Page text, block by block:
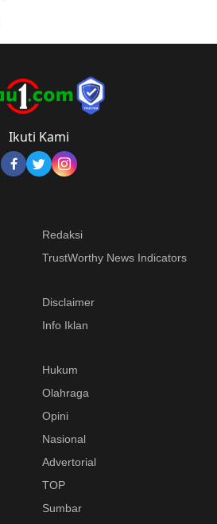
Ikuti Kami
Redaksi
TrustWorthy News Indicators
Disclaimer
Info Iklan
Hukum
Olahraga
Opini
Nasional
Advertorial
TOP
Sumbar